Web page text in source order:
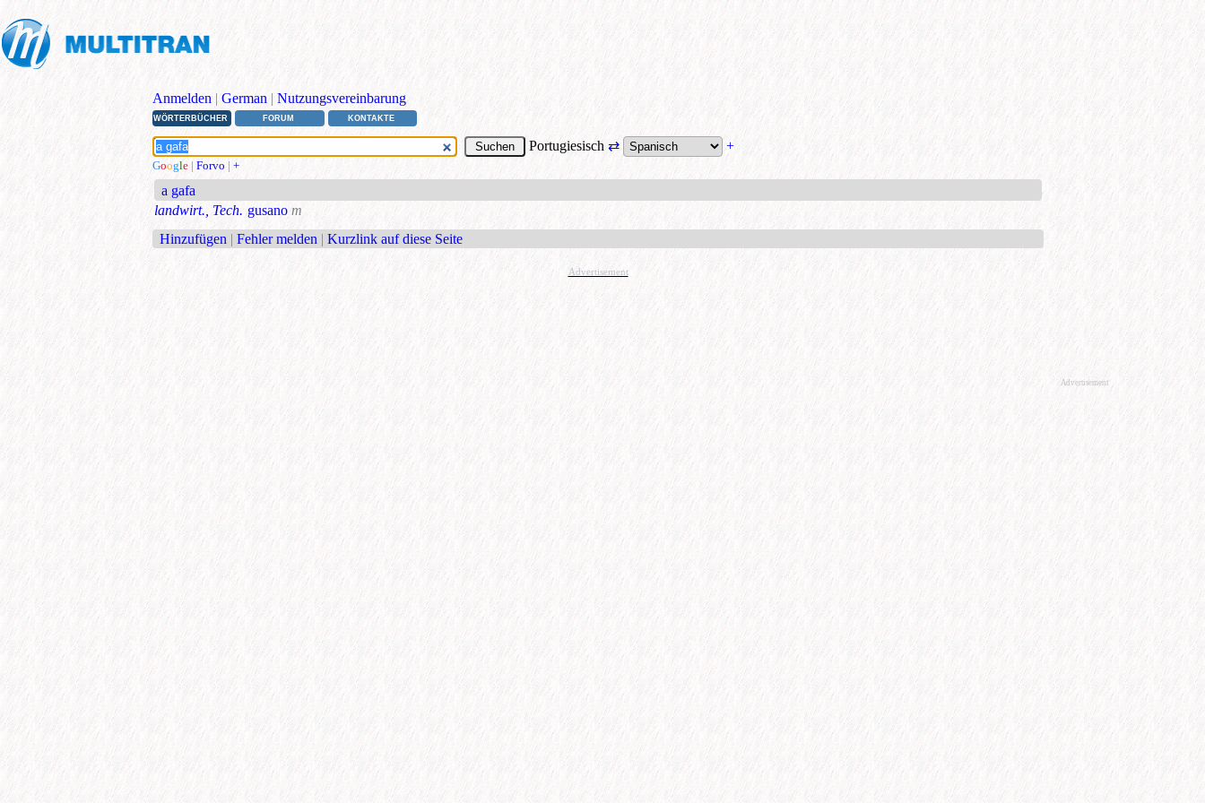
Anmelden | German | Nutzungsvereinbarung
WÖRTERBÜCHER FORUM KONTAKTE
Portugiesisch ⇄ +
Google | Forvo | +
a gafa
landwirt., Tech. gusano m
Hinzufügen | Fehler melden | Kurzlink auf diese Seite
Advertisement
Advertisement